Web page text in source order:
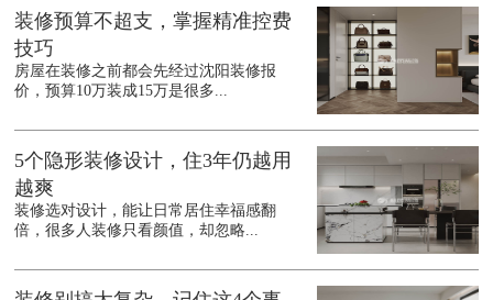
装修预算不超支，掌握精准控费
技巧
房屋在装修之前都会先经过沈阳装修报
价，预算10万装成15万是很多...
5个隐形装修设计，住3年仍越用
越爽
装修选对设计，能让日常居住幸福感翻
倍，很多人装修只看颜值，却忽略...